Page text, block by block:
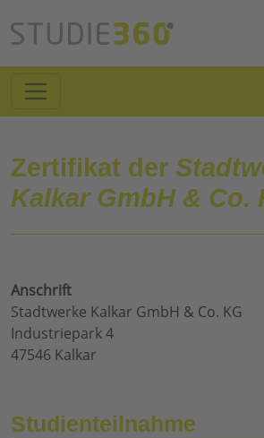
Zertifikat der
Kalkar GmbH & Co.
Anschrift
Stadtwerke Kalkar GmbH & Co. KG
Industriepark 4
47546 Kalkar
Studienteilnahme